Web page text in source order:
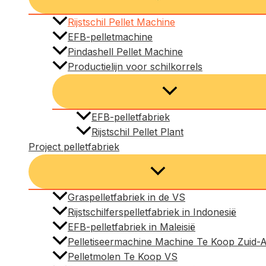
Rijstschil Pellet Machine
EFB-pelletmachine
Pindashell Pellet Machine
Productielijn voor schilkorrels
EFB-pelletfabriek
Rijstschil Pellet Plant
Project pelletfabriek
Graspelletfabriek in de VS
Rijstschilferspelletfabriek in Indonesië
EFB-pelletfabriek in Maleisië
Pelletiseermachine Machine Te Koop Zuid-
Pelletmolen Te Koop VS